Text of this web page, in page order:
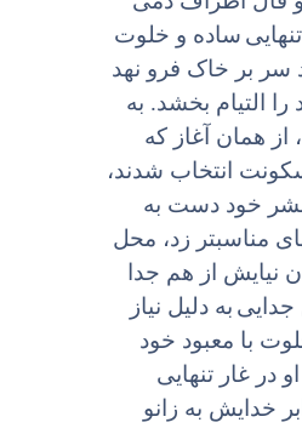
ساده و خلوت
سر بر خاک فرو نهد
التیام بخشد. به
همان آغاز که
انتخاب شدند،
بشر خود دست به
مناسبتر زد، محل
نیایش از هم جدا
جدایى به دلیل نیاز
با معبود خود
در غار تنهایى
خدایش به زانو